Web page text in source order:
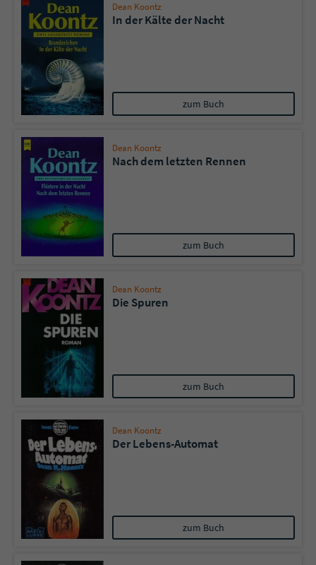
Dean Koontz
In der Kälte der Nacht
zum Buch
Dean Koontz
Nach dem letzten Rennen
zum Buch
Dean Koontz
Die Spuren
zum Buch
Dean Koontz
Der Lebens-Automat
zum Buch